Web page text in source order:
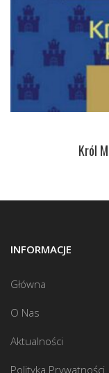
Król
INFORMACJE
Główna
O Nas
Aktualności
Polityka Prywatności